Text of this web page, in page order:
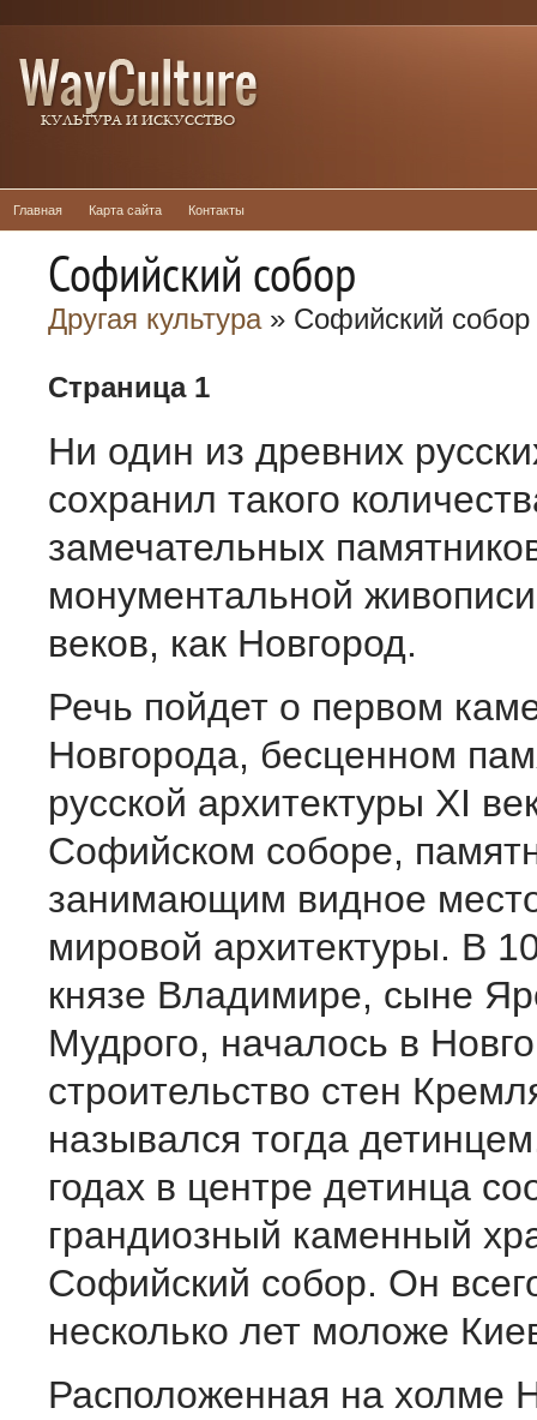
Главная Карта сайта Контакты
Софийский собор
Другая культура» Софийский собор
Страница 1
Ни один из древних
сохранил такого
замечательных
монументальной
веков, как Новгород.
Речь пойдет о первом
Новгорода, бесценном
русской архитектуры ХI
Софийском соборе,
занимаю­щим видное
мировой архитектуры. В
князе Владимире, сыне
Мудрого, началось в
строительство стен
назывался тогда
годах в центре детинца
грандиозный каменный
Софийский собор. Он
несколько лет моложе
Расположенная на холме